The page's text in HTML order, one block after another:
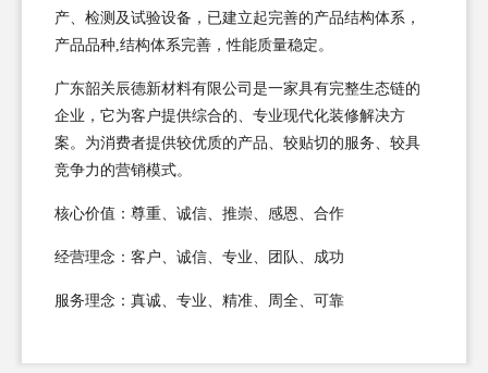
产、检测及试验设备，已建立起完善的产品结构体系，
产品品种,结构体系完善，性能质量稳定。
广东韶关辰德新材料有限公司是一家具有完整生态链的
企业，它为客户提供综合的、专业现代化装修解决方
案。为消费者提供较优质的产品、较贴切的服务、较具
竞争力的营销模式。
核心价值：尊重、诚信、推崇、感恩、合作
经营理念：客户、诚信、专业、团队、成功
服务理念：真诚、专业、精准、周全、可靠